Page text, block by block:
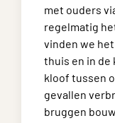
met ouders
regelmatig
vinden we
thuis en in de
kloof tussen
gevallen
bruggen